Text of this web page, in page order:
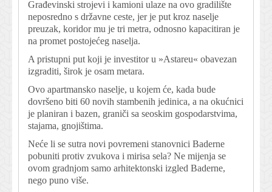
Građevinski strojevi i kamioni ulaze na ovo gradilište
neposredno s državne ceste, jer je put kroz naselje
preuzak, koridor mu je tri metra, odnosno kapacitiran je
na promet postojećeg naselja.
A pristupni put koji je investitor u »Astareu« obavezan
izgraditi, širok je osam metara.
Ovo apartmansko naselje, u kojem će, kada bude
dovršeno biti 60 novih stambenih jedinica, a na okućnici
je planiran i bazen, graniči sa seoskim gospodarstvima,
stajama, gnojištima.
Neće li se sutra novi povremeni stanovnici Baderne
pobuniti protiv zvukova i mirisa sela? Ne mijenja se
ovom gradnjom samo arhitektonski izgled Baderne,
nego puno više.